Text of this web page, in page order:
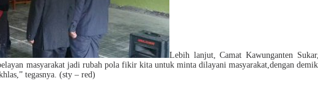
Lebih lanjut, Camat Kawunganten
masyarakat jadi rubah pola fikir kita untuk minta dilayani masyarakat,dengan
tegasnya. (sty – red)